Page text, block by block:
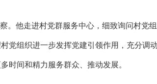
。他走进村党群服务中心，细致询问村党
党组织进一步发挥党建引领作用，充分调
时间和精力服务群众、推动发展。